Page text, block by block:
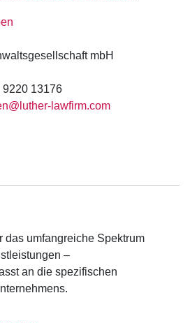
mbH
9220 13176
lawfirm.com
das umfangreiche Spektrum
–
an die spezifischen